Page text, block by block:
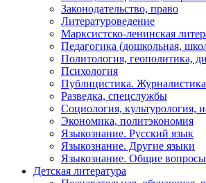
Законодательство, право
Литературоведение
Марксистско-ленинская
Педагогика (дошкольная,
Политология, геополитика,
Психология
Публицистика. Журналистика
Разведка, спецслужбы
Социология, культурология,
Экономика, политэкономия
Языкознание. Русский язык
Языкознание. Другие языки
Языкознание. Общие вопросы
Детская литература